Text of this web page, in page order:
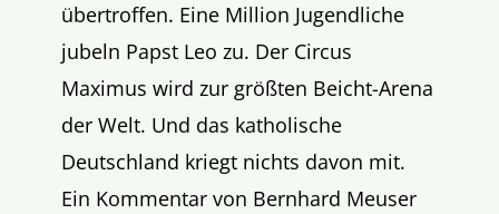
übertroffen. Eine Million Jugendliche
jubeln Papst Leo zu. Der Circus
Maximus wird zur größten Beicht-Arena
der Welt. Und das katholische
Deutschland kriegt nichts davon mit.
Ein Kommentar von Bernhard Meuser